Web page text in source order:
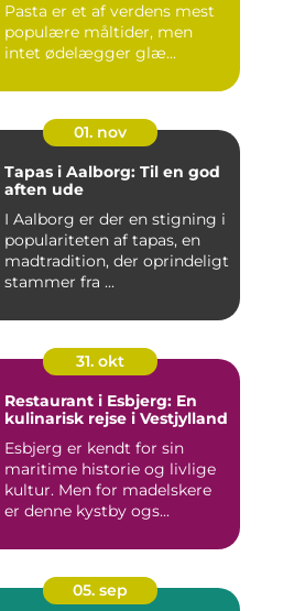
Pasta er et af verdens mest
populære måltider, men
intet ødelægger glæ...
01. nov
Tapas i Aalborg: Til en god
aften ude
I Aalborg er der en stigning i
populariteten af tapas, en
madtradition, der oprindeligt
stammer fra ...
31. okt
Restaurant i Esbjerg: En
kulinarisk rejse i Vestjylland
Esbjerg er kendt for sin
maritime historie og livlige
kultur. Men for madelskere
er denne kystby ogs...
05. sep